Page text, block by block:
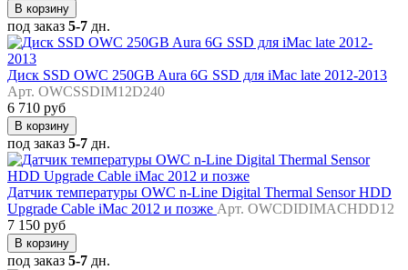
В корзину
под заказ 5-7 дн.
Диск SSD OWC 250GB Aura 6G SSD для iMac late 2012-2013
Арт. OWCSSDIM12D240
6 710 руб
В корзину
под заказ 5-7 дн.
Датчик температуры OWC n-Line Digital Thermal Sensor HDD
Upgrade Cable iMac 2012 и позже Арт. OWCDIDIMACHDD12
7 150 руб
В корзину
под заказ 5-7 дн.